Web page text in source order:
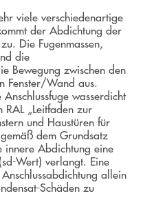
viele verschiedenartige
der Abdichtung der
Die Fugenmassen,
die
Bewegung zwischen den
Fenster/Wand aus.
wasserdicht
RAL „Leitfaden zur
und Haustüren für
dem Grundsatz
innere Abdichtung eine
Wert) verlangt. Eine
allein
Schäden zu